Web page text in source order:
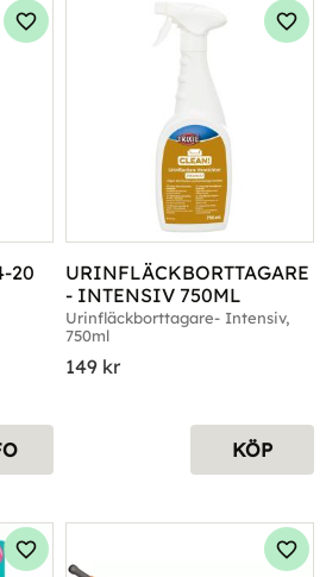
20
Lägg till i favoriter
URINFLÄCKBORTTAGARE
- INTENSIV 750ML
Urinfläckborttagare- Intensiv,
750ml
149 kr
KÖP
Lägg till i favoriter